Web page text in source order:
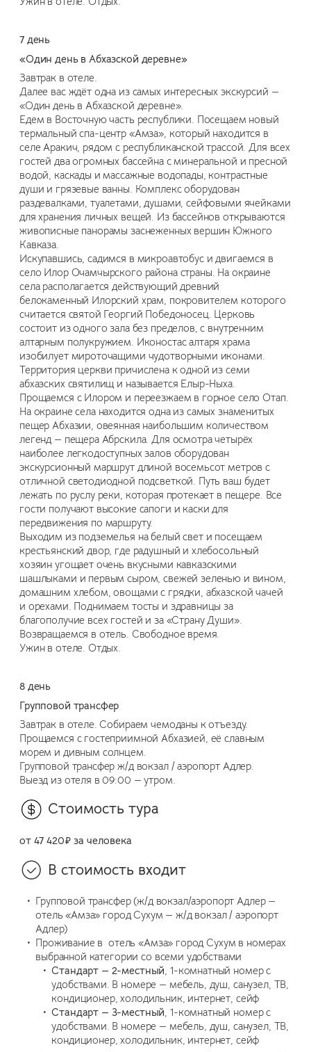
7 день
«Один день в Абхазской деревне»
Завтрак в отеле.
Далее вас ждёт одна из самых интересных экскурсий —
«Один день в Абхазской деревне».
Едем в Восточную часть республики. Посещаем новый
термальный спа-центр «Амза», который находится в
селе Аракич, рядом с республиканской трассой. Для всех
гостей два огромных бассейна с минеральной и пресной
водой, каскады и массажные водопады, контрастные
души и грязевые ванны. Комплекс оборудован
раздевалками, туалетами, душами, сейфовыми ячейками
для хранения личных вещей. Из бассейнов открываются
живописные панорамы заснеженных вершин Южного
Кавказа.
Искупавшись, садимся в микроавтобус и двигаемся в
село Илор Очамчырского района страны. На окраине
села располагается действующий древний
белокаменный Илорский храм, покровителем которого
считается святой Георгий Победоносец. Церковь
состоит из одного зала без пределов, с внутренним
алтарным полукружием. Иконостас алтаря храма
изобилует мироточащими чудотворными иконами.
Территория церкви причислена к одной из семи
абхазских святилищ и называется Елыр-Ныха.
Прощаемся с Илором и переезжаем в горное село Отап.
На окраине села находится одна из самых знаменитых
пещер Абхазии, овеянная наибольшим количеством
легенд — пещера Абрскила. Для осмотра четырёх
наиболее легкодоступных залов оборудован
экскурсионный маршрут длиной восемьсот метров с
отличной светодиодной подсветкой. Путь ваш будет
лежать по руслу реки, которая протекает в пещере. Все
гости получают высокие сапоги и каски для
передвижения по маршруту.
Выходим из подземелья на белый свет и посещаем
крестьянский двор, где радушный и хлебосольный
хозяин угощает очень вкусными кавказскими
шашлыками и первым сыром, свежей зеленью и вином,
домашним хлебом, овощами с грядки, абхазской чачей
и орехами. Поднимаем тосты и здравницы за
благополучие всех гостей и за «Страну Души».
Возвращаемся в отель. Свободное время.
Ужин в отеле. Отдых.
8 день
Групповой трансфер
Завтрак в отеле. Собираем чемоданы к отъезду.
Прощаемся с гостеприимной Абхазией, её славным
морем и дивным солнцем.
Групповой трансфер ж/д вокзал / аэропорт Адлер.
Выезд из отеля в 09:00 — утром.
Стоимость тура
от 47 420₽за человека
В стоимость входит
Групповой трансфер (ж/д вокзал/аэропорт Адлер —
отель «Амза» город Сухум — ж/д вокзал / аэропорт
Адлер)
Проживание в отель «Амза» город Сухум в номерах
выбранной категории со всеми удобствами
Стандарт — 2-местный, 1-комнатный номер с
удобствами. В номере — мебель, душ, санузел, ТВ,
кондиционер, холодильник, интернет, сейф
Стандарт — 3-местный, 1-комнатный номер с
удобствами. В номере — мебель, душ, санузел, ТВ,
кондиционер, холодильник, интернет, сейф